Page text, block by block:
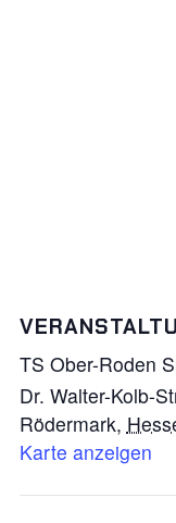
TS Ober-Roden
Dr. Walter-Kolb-
Rödermark,
Karte anzeigen